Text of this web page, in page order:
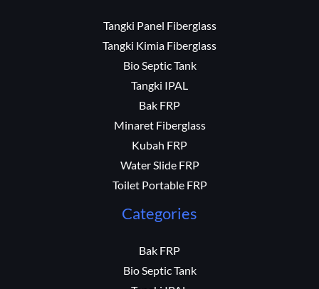
Tangki Panel Fiberglass
Tangki Kimia Fiberglass
Bio Septic Tank
Tangki IPAL
Bak FRP
Minaret Fiberglass
Kubah FRP
Water Slide FRP
Toilet Portable FRP
Categories
Bak FRP
Bio Septic Tank